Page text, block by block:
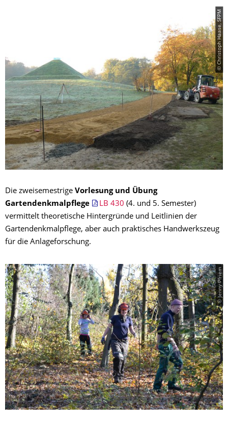
© Christoph Haase, SFPM
Die zweisemestrige Vorlesung und Übung
Gartendenkmalpflege
LB 430 (4. und 5. Semester)
vermittelt theoretische Hintergründe und Leitlinien der
Gartendenkmalpflege, aber auch praktisches Handwerkszeug
für die Anlageforschung.
© Jenny Pfriem